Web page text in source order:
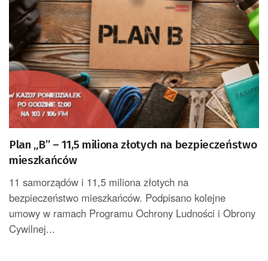
Plan „B” – 11,5 miliona złotych na bezpieczeństwo
mieszkańców
11 samorządów i 11,5 miliona złotych na
bezpieczeństwo mieszkańców. Podpisano kolejne
umowy w ramach Programu Ochrony Ludności i Obrony
Cywilnej...